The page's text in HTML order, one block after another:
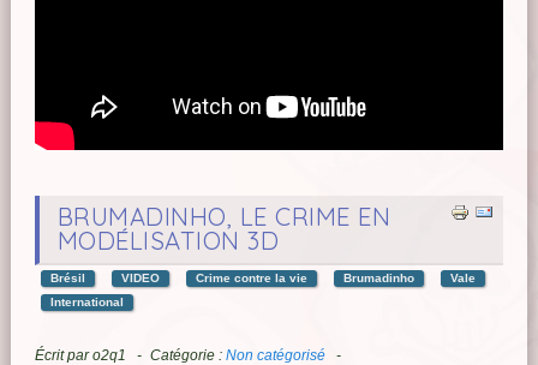
BRUMADINHO, LE CRIME EN
MODÉLISATION 3D
Brésil VIDEO Crime contre la vie Brumadinho
Vale
International
Écrit paro2q1 Catégorie : Non catégorisé